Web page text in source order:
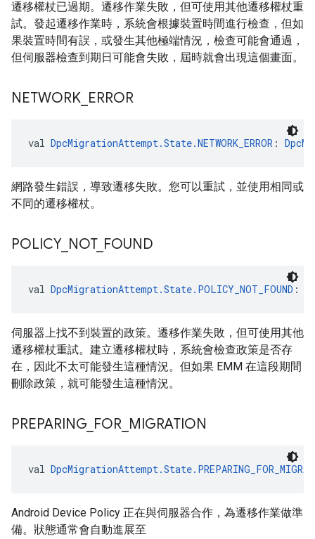
遷移權杖已過期。遷移作業失敗，但可使用其他遷移權杖重
試。發起遷移作業時，系統會根據裝置時間進行檢查，但如
果裝置時間有誤，或發生其他極端情況，檢查可能會通過，
但伺服器檢查到期日可能會失敗，屆時就會出現這個畫面。
NETWORK ERROR
val DpcMigrationAttempt.State.NETWORK_ERROR :
網路發生錯誤，導致遷移失敗。您可以重試，並使用相同或
不同的遷移權杖。
POLICY_ NOT_ FOUND
val DpcMigrationAttempt.State.POLICY_NOT_FOUND :
伺服器上找不到裝置的政策。遷移作業失敗，但可使用其他
遷移權杖重試。建立遷移權杖時，系統會檢查政策是否存
在，因此不太可能發生這種情況。但如果 EMM 在這段期間
刪除政策，就可能發生這種情況。
PREPARING FOR MIGRATION
val
Android Device Policy 正在與伺服器合作，為遷移作業做準
備。狀態通常會自動進展至